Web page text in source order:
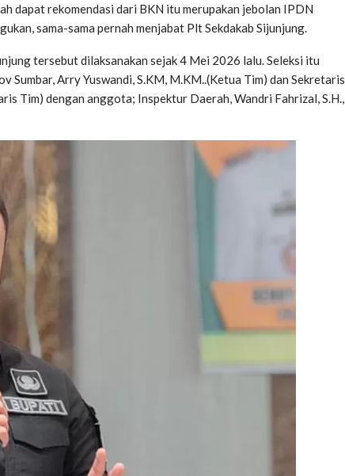
dapat rekomendasi dari BKN itu merupakan jebolan IPDN
sama-sama pernah menjabat Plt Sekdakab Sijunjung.
tersebut dilaksanakan sejak 4 Mei 2026 lalu. Seleksi itu
Sumbar, Arry Yuswandi, S.KM, M.KM..(Ketua Tim) dan Sekretaris
Tim) dengan anggota; Inspektur Daerah, Wandri Fahrizal, S.H.,